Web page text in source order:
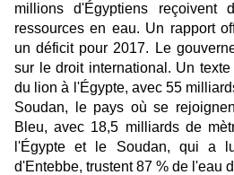
millions d'Égyptiens
ressources en eau. Un rapport
un déficit pour 2017. Le
sur le droit international. Un
du lion à l'Égypte, avec 55
Soudan, le pays où se
Bleu, avec 18,5 milliards de
l'Égypte et le Soudan, qui a
d'Entebbe, trustent 87 % de l'eau